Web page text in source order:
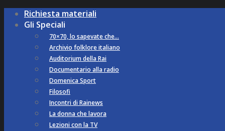
Richiesta materiali
Gli Speciali
70×70, lo sapevate che…
Archivio folklore italiano
Auditorium della Rai
Documentario alla radio
Domenica Sport
Filosofi
Incontri di Rainews
La donna che lavora
Lezioni con la TV